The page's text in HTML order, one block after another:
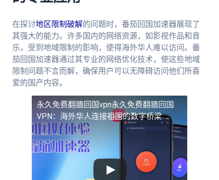
在探讨地区限制破解的问题时，番茄回国加速器展现了
其强大的能力。许多国内的网络资源，如影视作品和音
乐，受到地域限制的影响，使得海外华人难以访问。番
茄回国加速器通过其专业的网络优化技术，使这些地域
限制问题不言而解，确保用户可以无障碍访问他们所喜
爱的国产内容。
永久免费翻牆回国vpn永久免费翻牆回国
VPN：海外华人连接祖国的数字桥梁